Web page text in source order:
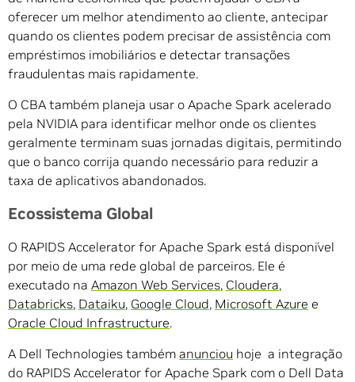
oferecer um melhor atendimento ao cliente, antecipar
quando os clientes podem precisar de assistência com
empréstimos imobiliários e detectar transações
fraudulentas mais rapidamente.
O CBA também planeja usar o Apache Spark acelerado
pela NVIDIA para identificar melhor onde os clientes
geralmente terminam suas jornadas digitais, permitindo
que o banco corrija quando necessário para reduzir a
taxa de aplicativos abandonados.
Ecossistema Global
O RAPIDS Accelerator for Apache Spark está disponível
por meio de uma rede global de parceiros. Ele é
executado na Amazon Web Services, Cloudera,
Databricks, Dataiku, Google Cloud, Microsoft Azure e
Oracle Cloud Infrastructure.
A Dell Technologies também anunciou hoje a integração
do RAPIDS Accelerator for Apache Spark com o Dell Data